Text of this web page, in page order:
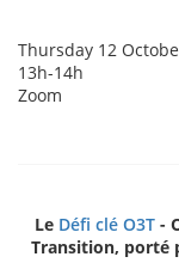
Event
date
Thursday 12
Heure(s)
de
13h-14h
Event
Zoom
Le Défi clé O3T-
Transition, porté